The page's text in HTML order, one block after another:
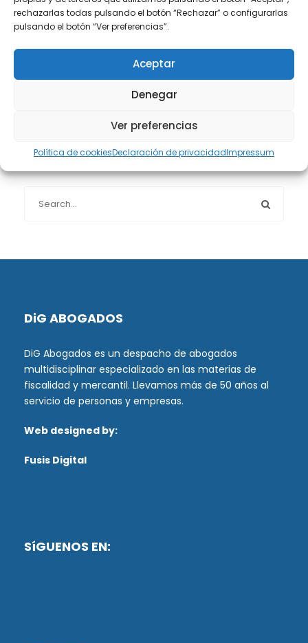
rechazarlas todas pulsando el botón “Rechazar” o configurarlas
pulsando el botón “Ver preferencias”.
Aceptar
Denegar
Ver preferencias
Política de cookiesDeclaración de privacidadImpressum
Protección de datos(40)
DiG ABOGADOS
DiG Abogados es un despacho de abogados
multidisciplinar especializado en las materias de
fiscalidad y mercantil. Llevamos más de 50 años al
servicio de personas y empresas.
Web designed by:
Fusis Digital
SíGUENOS EN: